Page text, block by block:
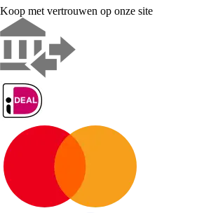
Koop met vertrouwen op onze site